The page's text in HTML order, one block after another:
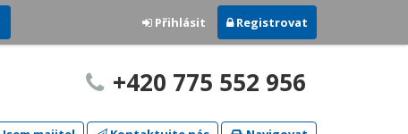
Přihlásit Registrovat
+420 775 552 956